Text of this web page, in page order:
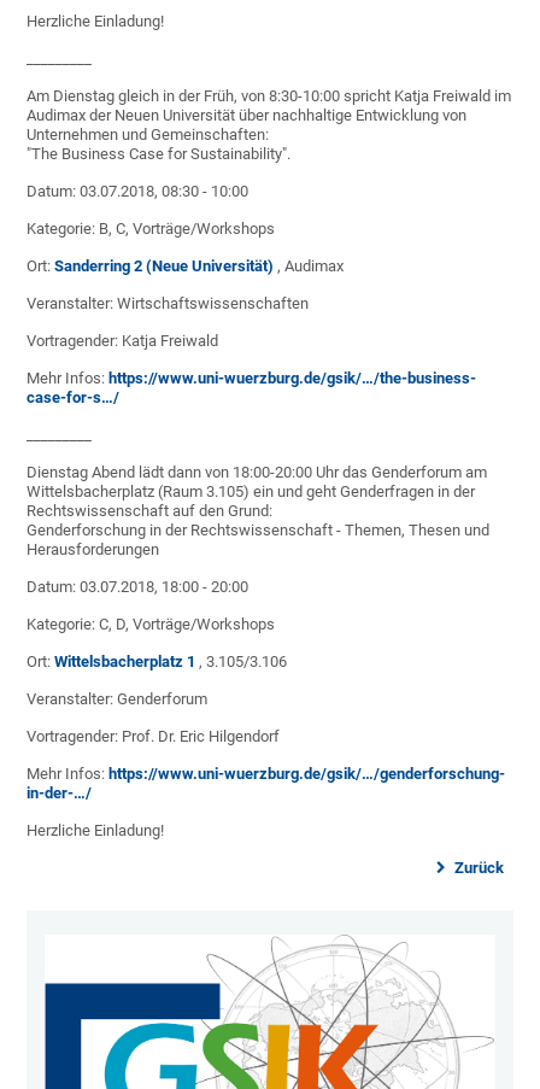
Herzliche Einladung!
Am Dienstag gleich in der Früh, von 8:30-10:00 spricht Katja Freiwald im
Audimax der Neuen Universität über nachhaltige Entwicklung von
Unternehmen und Gemeinschaften:
"The Business Case for Sustainability".
Datum: 03.07.2018, 08:30 - 10:00
Kategorie: B, C, Vorträge/Workshops
Ort:Sanderring 2 (Neue Universität) , Audimax
Veranstalter: Wirtschaftswissenschaften
Vortragender: Katja Freiwald
Mehr Infos: https://www.uni-wuerzburg.de/gsik/…/the-business-
case-for-s…/
Dienstag Abend lädt dann von 18:00-20:00 Uhr das Genderforum am
Wittelsbacherplatz (Raum 3.105) ein und geht Genderfragen in der
Rechtswissenschaft auf den Grund:
Genderforschung in der Rechtswissenschaft - Themen, Thesen und
Herausforderungen
Datum: 03.07.2018, 18:00 - 20:00
Kategorie: C, D, Vorträge/Workshops
Ort:Wittelsbacherplatz 1 , 3.105/3.106
Veranstalter: Genderforum
Vortragender: Prof. Dr. Eric Hilgendorf
Mehr Infos: https://www.uni-wuerzburg.de/gsik/…/genderforschung-
in-der-…/
Herzliche Einladung!
Zurück